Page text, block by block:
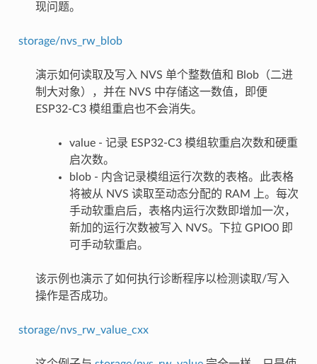
现问题。
storage/nvs_rw_blob
演示如何读取及写入 NVS 单个整数值和 Blob（二进
制大对象），并在 NVS 中存储这一数值，即便
ESP32-C3 模组重启也不会消失。
value - 记录 ESP32-C3 模组软重启次数和硬重
启次数。
blob - 内含记录模组运行次数的表格。此表格
将被从 NVS 读取至动态分配的 RAM 上。每次
手动软重启后，表格内运行次数即增加一次，
新加的运行次数被写入 NVS。下拉 GPIO0 即
可手动软重启。
该示例也演示了如何执行诊断程序以检测读取/写入
操作是否成功。
storage/nvs_rw_value_cxx